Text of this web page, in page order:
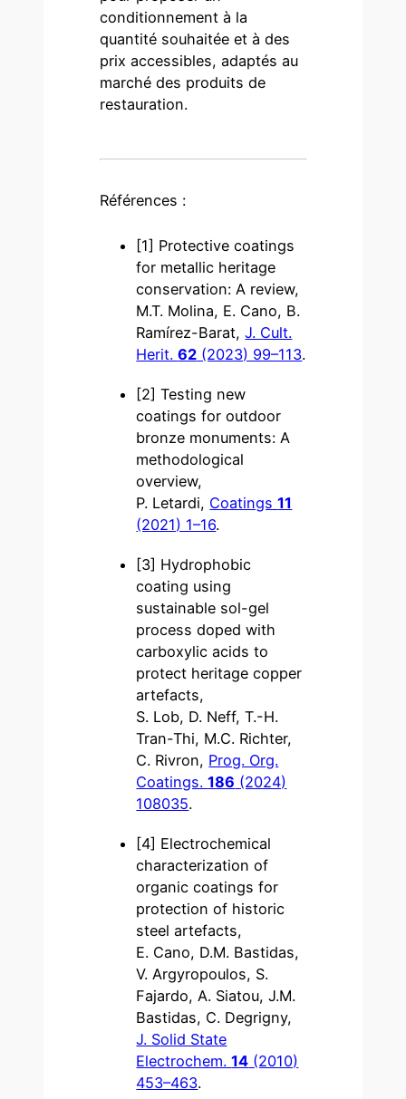
conditionnement à la
quantité souhaitée et à des
prix accessibles, adaptés au
marché des produits de
restauration.
Références :
[1] Protective coatings
for metallic heritage
conservation: A review,
M.T. Molina, E. Cano, B.
Ramírez-Barat,J. Cult.
Herit.62 (2023) 99–113.
[2] Testing new
coatings for outdoor
bronze monuments: A
methodological
overview,
P. Letardi, Coatings11
(2021) 1–16.
[3] Hydrophobic
coating using
sustainable sol-gel
process doped with
carboxylic acids to
protect heritage copper
artefacts,
S. Lob, D. Neff, T.-H.
Tran-Thi, M.C. Richter,
C. Rivron, Prog. Org.
Coatings.186 (2024)
108035.
[4] Electrochemical
characterization of
organic coatings for
protection of historic
steel artefacts,
E. Cano, D.M. Bastidas,
V. Argyropoulos, S.
Fajardo, A. Siatou, J.M.
Bastidas, C. Degrigny,
J. Solid State
Electrochem.14 (2010)
453–463.